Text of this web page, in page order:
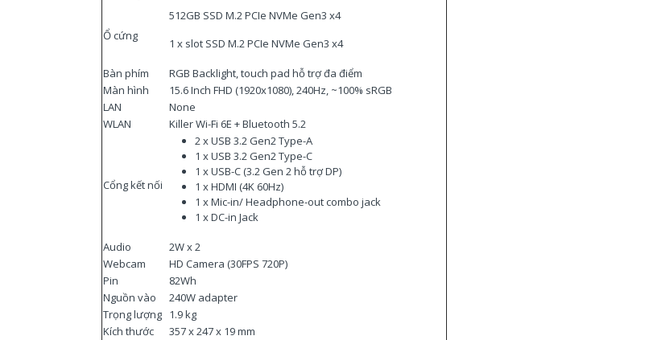
Ổ cứng
512GB SSD M.2 PCIe NVMe Gen3 x4
1 x slot SSD M.2 PCIe NVMe Gen3 x4
Bàn phím
RGB Backlight, touch pad hỗ trợ đa điểm
Màn hình
15.6 Inch FHD (1920x1080), 240Hz, ~100% sRGB
LAN
None
WLAN
Killer Wi-Fi 6E + Bluetooth 5.2
Cổng kết nối
2 x USB 3.2 Gen2 Type-A
1 x USB 3.2 Gen2 Type-C
1 x USB-C (3.2 Gen 2 hỗ trợ DP)
1 x HDMI (4K 60Hz)
1 x Mic-in/ Headphone-out combo jack
1 x DC-in Jack
Audio
2W x 2
Webcam
HD Camera (30FPS 720P)
Pin
82Wh
Nguồn vào
240W adapter
Trọng lượng 1.9 kg
Kích thước
357 x 247 x 19 mm